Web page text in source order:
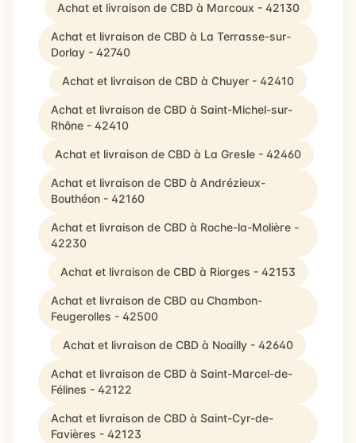
Achat et livraison de CBD à Marcoux - 42130
Achat et livraison de CBD à La Terrasse-sur-
Dorlay - 42740
Achat et livraison de CBD à Chuyer - 42410
Achat et livraison de CBD à Saint-Michel-sur-
Rhône - 42410
Achat et livraison de CBD à La Gresle - 42460
Achat et livraison de CBD à Andrézieux-
Bouthéon - 42160
Achat et livraison de CBD à Roche-la-Molière -
42230
Achat et livraison de CBD à Riorges - 42153
Achat et livraison de CBD au Chambon-
Feugerolles - 42500
Achat et livraison de CBD à Noailly - 42640
Achat et livraison de CBD à Saint-Marcel-de-
Félines - 42122
Achat et livraison de CBD à Saint-Cyr-de-
Favières - 42123